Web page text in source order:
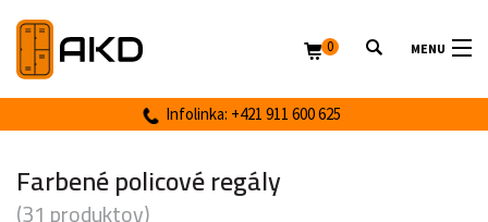
MENU
Infolinka: +421 911 600 625
0
Farbené policové regály
(31 produktov)